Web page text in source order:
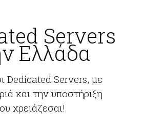
Servers
Ελλάδα
Dedicated Servers, με
και την υποστήριξη
χρειάζεσαι!